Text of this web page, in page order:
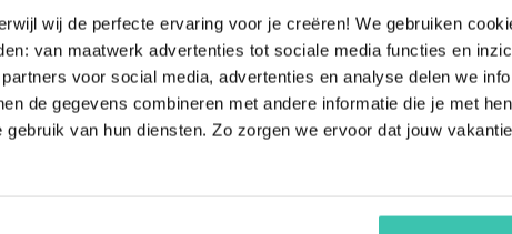
wij de perfecte ervaring voor je creëren! We gebruiken
van maatwerk advertenties tot sociale media functies en
voor social media, advertenties en analyse delen we
de gegevens combineren met andere informatie die je met
van hun diensten. Zo zorgen we ervoor dat jouw